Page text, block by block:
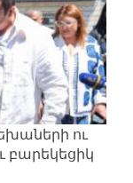
ու
բարեկեցիկ